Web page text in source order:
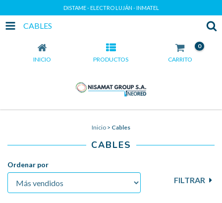
DISTAME - ELECTRO LUJÁN - INMATEL
CABLES
INICIO PRODUCTOS CARRITO
0
Inicio > Cables
CABLES
Ordenar por
FILTRAR